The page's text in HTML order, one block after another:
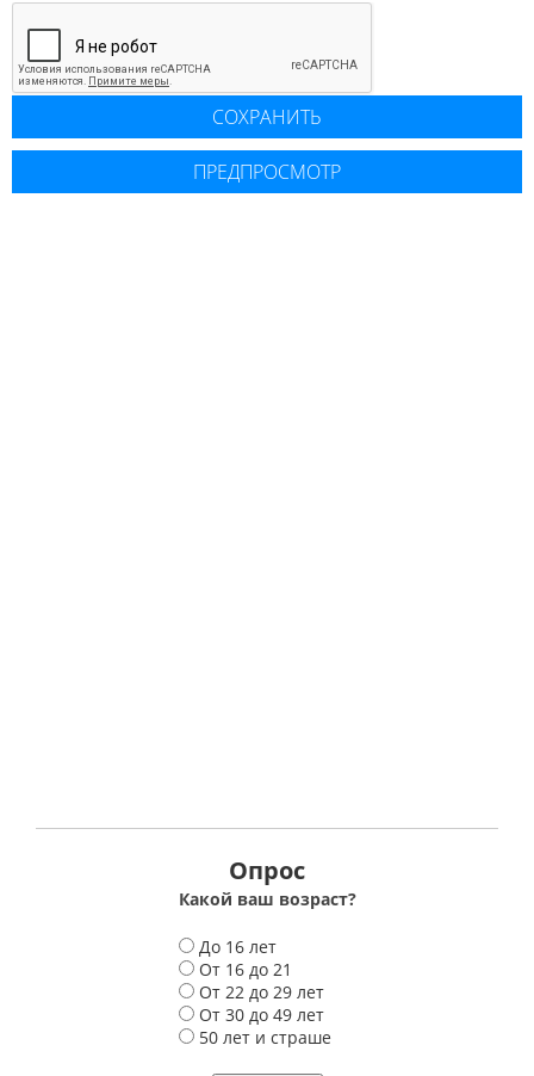
Опрос
Какой ваш возраст?
В
а
р
и
а
До 16 лет
От 16 до 21
От 22 до 29 лет
От 30 до 49 лет
50 лет и страше